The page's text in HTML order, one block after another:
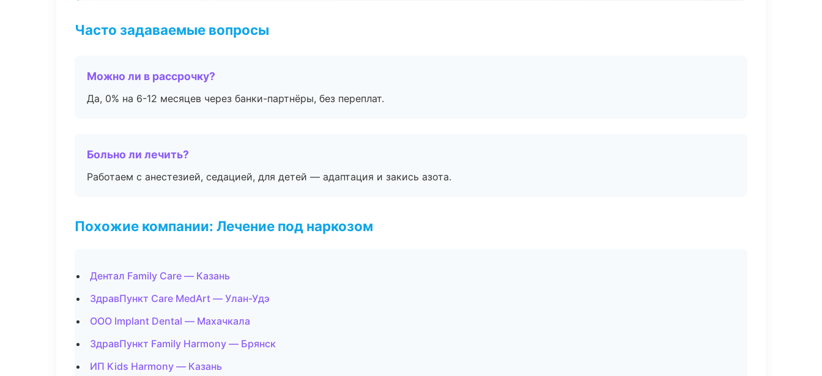
Часто задаваемые вопросы
Можно ли в рассрочку?
Да, 0% на 6-12 месяцев через банки-партнёры, без переплат.
Больно ли лечить?
Работаем с анестезией, седацией, для детей — адаптация и закись азота.
Похожие компании: Лечение под наркозом
Дентал Family Care — Казань
ЗдравПункт Care MedArt — Улан-Удэ
ООО Implant Dental — Махачкала
ЗдравПункт Family Harmony — Брянск
ИП Kids Harmony — Казань